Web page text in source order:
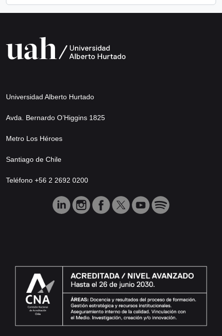
Universidad Alberto Hurtado
Avda. Bernardo O’Higgins 1825
Metro Los Héroes
Santiago de Chile
Teléfono +56 2 2692 0200